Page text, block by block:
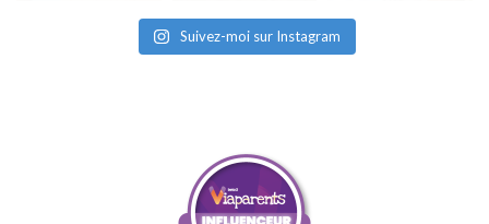
Suivez-moi sur Instagram